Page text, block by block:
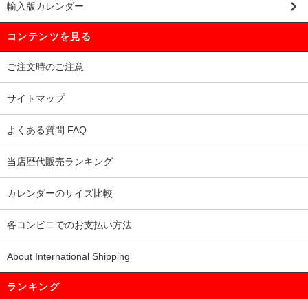
輸入版カレンダー
コンテンツを見る
ご注文時のご注意
サイトマップ
よくある質問 FAQ
当店歴代販売ランキング
カレンダーのサイズ比較
各コンビニでのお支払い方法
About International Shipping
ランキング